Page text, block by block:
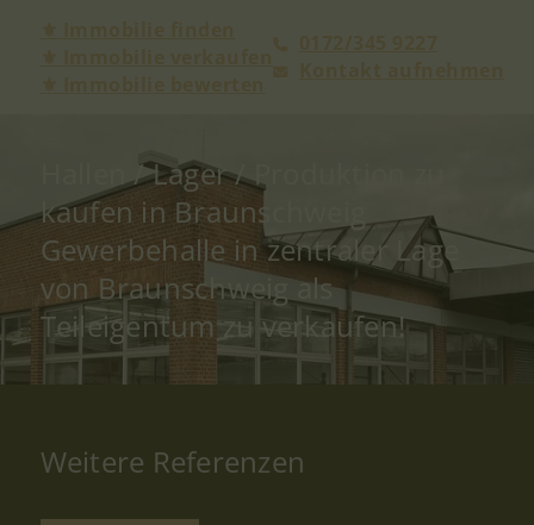
Hallen / Lager / Produktion zu
kaufen in Braunschweig
Gewerbehalle in zentraler Lage
von Braunschweig als
Teileigentum zu verkaufen!
Weitere Referenzen